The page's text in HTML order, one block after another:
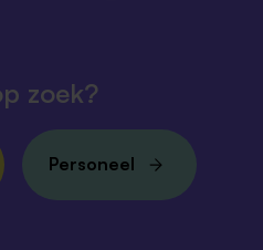
zoek?
Personeel